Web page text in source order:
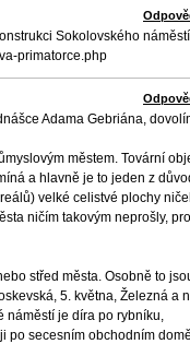
Sokolovského
primatorce.php
Adama Gebriána,
městem. Tovární
a hlavně je to jeden z
velké celistvé plochy
ničím takovým neprošly,
střed města. Osobně to
5. května, Železná a
náměstí je díra po rybníku,
po secesním obchodním